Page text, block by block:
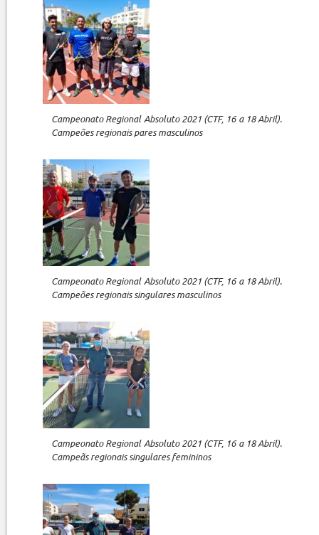
Campeonato Regional Absoluto 2021 (CTF, 16 a 18 Abril).
Campeões regionais pares masculinos
Campeonato Regional Absoluto 2021 (CTF, 16 a 18 Abril).
Campeões regionais singulares masculinos
Campeonato Regional Absoluto 2021 (CTF, 16 a 18 Abril).
Campeãs regionais singulares femininos